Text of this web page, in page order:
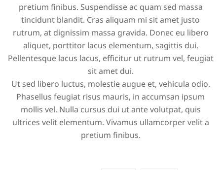
pretium finibus. Suspendisse ac quam sed massa
tincidunt blandit. Cras aliquam mi sit amet justo
rutrum, at dignissim massa gravida. Donec eu libero
aliquet, porttitor lacus elementum, sagittis dui.
Pellentesque lacus lacus, efficitur ut rutrum vel, feugiat
sit amet dui.
Ut sed libero luctus, molestie augue et, vehicula odio.
Phasellus feugiat risus mauris, in accumsan ipsum
mollis vel. Nulla cursus dui ut ante volutpat, quis
ultrices velit elementum. Vivamus ullamcorper velit a
pretium finibus.